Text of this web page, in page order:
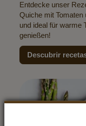
Entdecke unser
Quiche mit
und ideal für warme
genießen!
Descubrir